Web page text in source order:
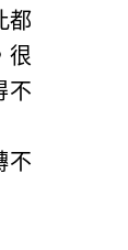
都
很
不
不